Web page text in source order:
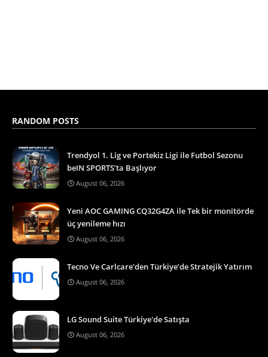
RANDOM POSTS
Trendyol 1. Lig ve Portekiz Ligi ile Futbol Sezonu
beIN SPORTS’ta Başlıyor
August 06, 2026
Yeni AOC GAMING CQ32G4ZA ile Tek bir monitörde
üç yenileme hızı
August 06, 2026
Tecno Ve Carlcare'den Türkiye’de Stratejik Yatırım
August 06, 2026
LG Sound Suite Türkiye'de Satışta
August 06, 2026